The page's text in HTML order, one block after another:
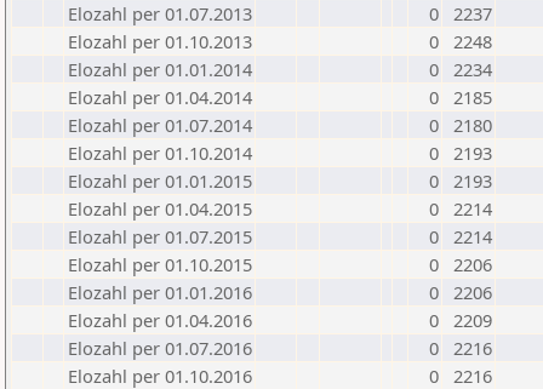
Elozahl per 01.07.2013
0 2237
Elozahl per 01.10.2013
0 2248
Elozahl per 01.01.2014
0 2234
Elozahl per 01.04.2014
0 2185
Elozahl per 01.07.2014
0 2180
Elozahl per 01.10.2014
0 2193
Elozahl per 01.01.2015
0 2193
Elozahl per 01.04.2015
0 2214
Elozahl per 01.07.2015
0 2214
Elozahl per 01.10.2015
0 2206
Elozahl per 01.01.2016
0 2206
Elozahl per 01.04.2016
0 2209
Elozahl per 01.07.2016
0 2216
Elozahl per 01.10.2016
0 2216